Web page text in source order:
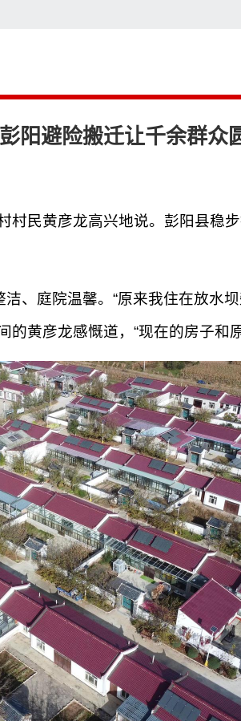
搜索
搜
阳避险搬迁让千余群众
村民黄彦龙高兴地说。彭阳县稳
、庭院温馨。“原来我住在放水
黄彦龙感慨道，“现在的房子和